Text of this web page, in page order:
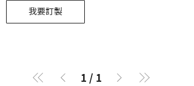
我要訂製
1 / 1